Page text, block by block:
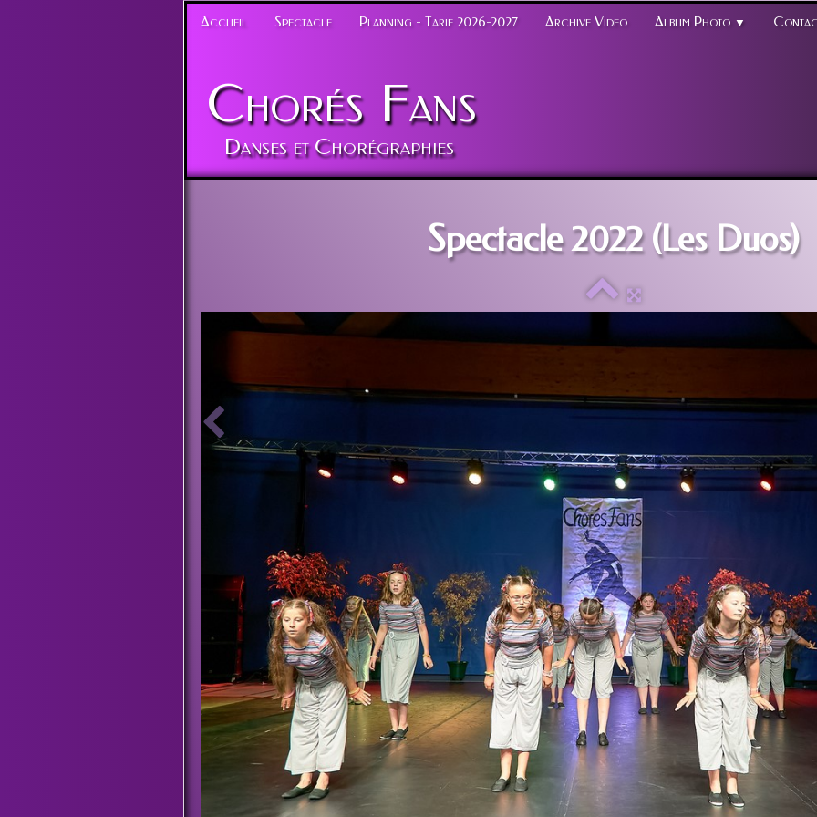
Accueil Spectacle Planning - Tarif 2026-2027 Archive Video Album Photo ▼
Chorés Fans
Danses et Chorégraphies
Spectacle 2022 (Les Duos)